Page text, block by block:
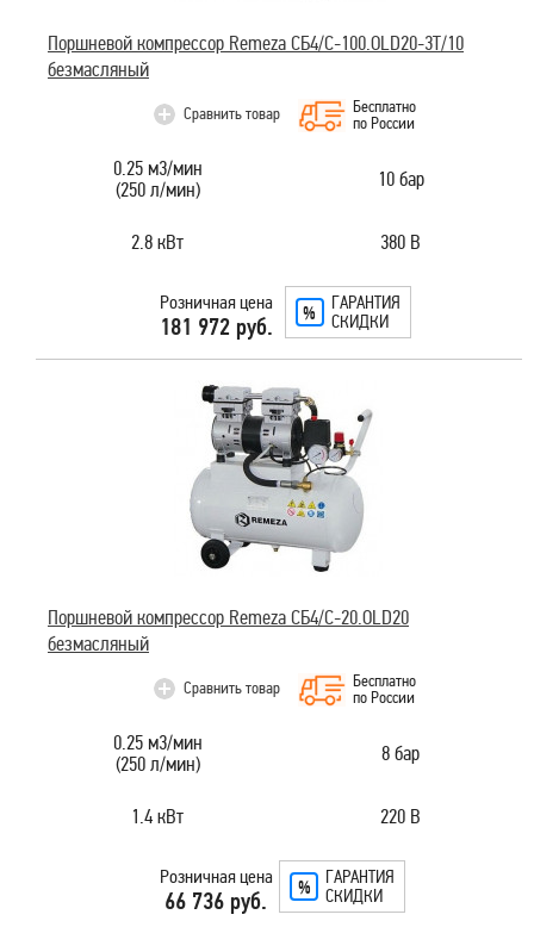
Поршневой компрессор Remeza СБ4/С-100.OLD20-3T/10
безмасляный
Сравнить товар
Бесплатно
по России
0.25 м3/мин
(250 л/мин)
10 бар
2.8 кВт 380 В
Розничная цена
181 972 руб.
ГАРАНТИЯ
СКИДКИ
Поршневой компрессор Remeza СБ4/C-20.OLD20
безмасляный
Сравнить товар
Бесплатно
по России
0.25 м3/мин
(250 л/мин)
8 бар
1.4 кВт 220 В
Розничная цена
66 736 руб.
ГАРАНТИЯ
СКИДКИ